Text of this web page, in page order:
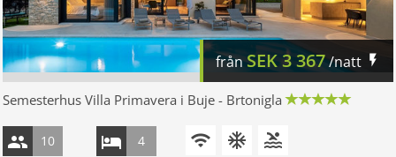
frånSEK3 367/natt
Semesterhus Villa Primavera i Buje - Brtonigla
10 4